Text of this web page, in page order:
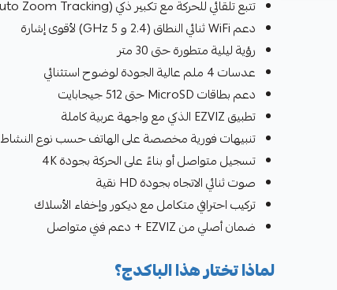
تتبع تلقائي للحركة مع تكبير ذكي (Auto Zoom Tracking)
دعم WiFi ثنائي النطاق (2.4 و 5 GHz) لأقوى إشارة
رؤية ليلية متطورة حتى 30 متر
عدسات 4 ملم عالية الجودة لوضوح استثنائي
دعم بطاقات MicroSD حتى 512 جيجابايت
تطبيق EZVIZ الذكي مع واجهة عربية كاملة
تنبيهات فورية مخصصة على الهاتف حسب نوع النشاط
تسجيل متواصل أو بناءً على الحركة بجودة 4K
صوت ثنائي الاتجاه بجودة HD نقية
تركيب احترافي متكامل مع ديكور وإخفاء الأسلاك
ضمان أصلي من EZVIZ + دعم فني متواصل
لماذا تختار هذا الباكدج؟